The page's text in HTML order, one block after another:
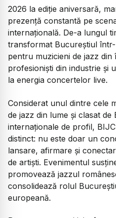
2026 la ediție aniversară,
prezență constantă pe
internațională. De-a lungul
transformat Bucureștiul
pentru muzicieni de jazz din
profesioniști din industrie și
la energia concertelor live.
Considerat unul dintre cele
de jazz din lume și clasat de
internaționale de profil,
distinct: nu este doar un
lansare, afirmare și
de artiști. Evenimentul
promovează jazzul
consolidează rolul
europeană.